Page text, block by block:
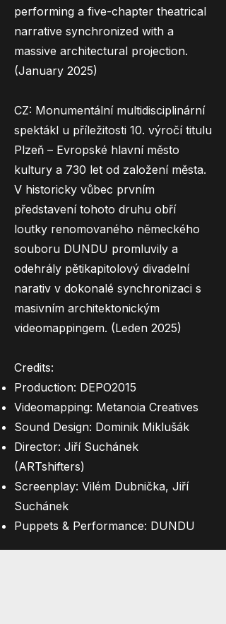
performing a five-chapter theatrical
narrative synchronized with a
massive architectural projection.
(January 2025)
CZ: Monumentální multidisciplinární
spektákl u příležitosti 10. výročí titulu
Plzeň – Evropské hlavní město
kultury a 730 let od založení města.
V historicky vůbec prvním
představení tohoto druhu obří
loutky renomovaného německého
souboru DUNDU promluvily a
odehrály pětikapitolový divadelní
narativ v dokonalé synchronizaci s
masivním architektonickým
videomappingem. (Leden 2025)
Credits:
Production: DEPO2015
Videomapping: Metanoia Creatives
Sound Design: Dominik Miklušák
Director: Jiří Suchánek
(ARTshifters)
Screenplay: Vilém Dubnička, Jiří
Suchánek
Puppets & Performance: DUNDU